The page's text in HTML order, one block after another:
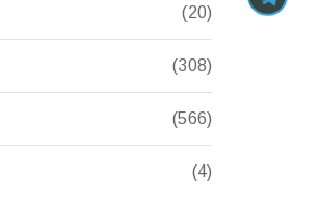
(20)
(308)
(566)
(4)